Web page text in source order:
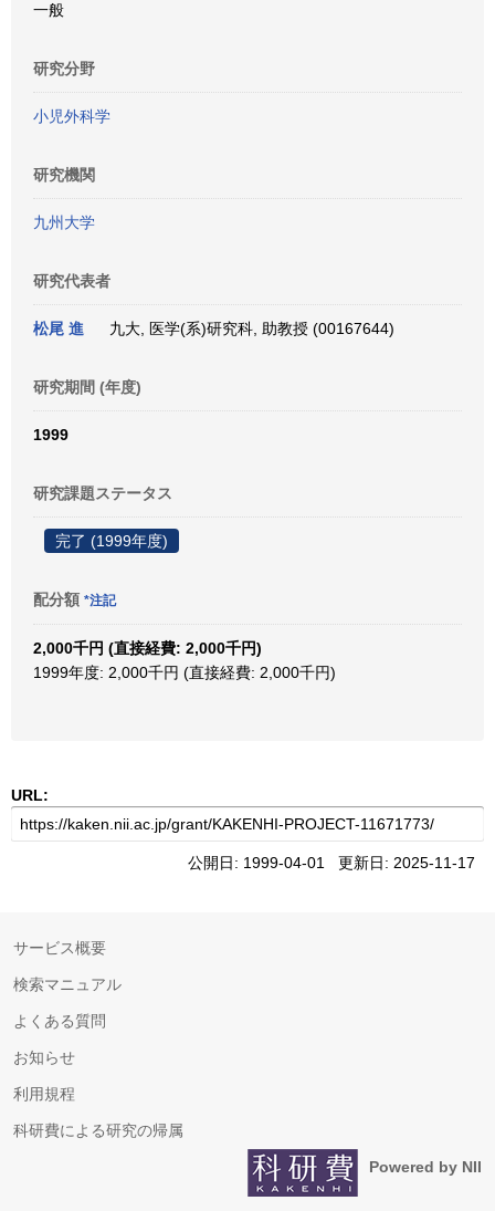
一般
研究分野
小児外科学
研究機関
九州大学
研究代表者
松尾 進 九大, 医学(系)研究科, 助教授 (00167644)
研究期間 (年度)
1999
研究課題ステータス
完了 (1999年度)
配分額 *注記
2,000千円 (直接経費: 2,000千円)
1999年度: 2,000千円 (直接経費: 2,000千円)
URL:
公開日: 1999-04-01 更新日: 2025-11-17
サービス概要
検索マニュアル
よくある質問
お知らせ
利用規程
科研費による研究の帰属
Powered by NII